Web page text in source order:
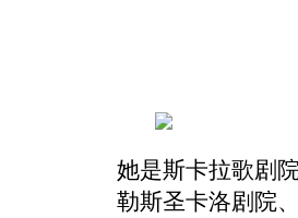
她是斯卡拉歌剧
勒斯圣卡洛剧院